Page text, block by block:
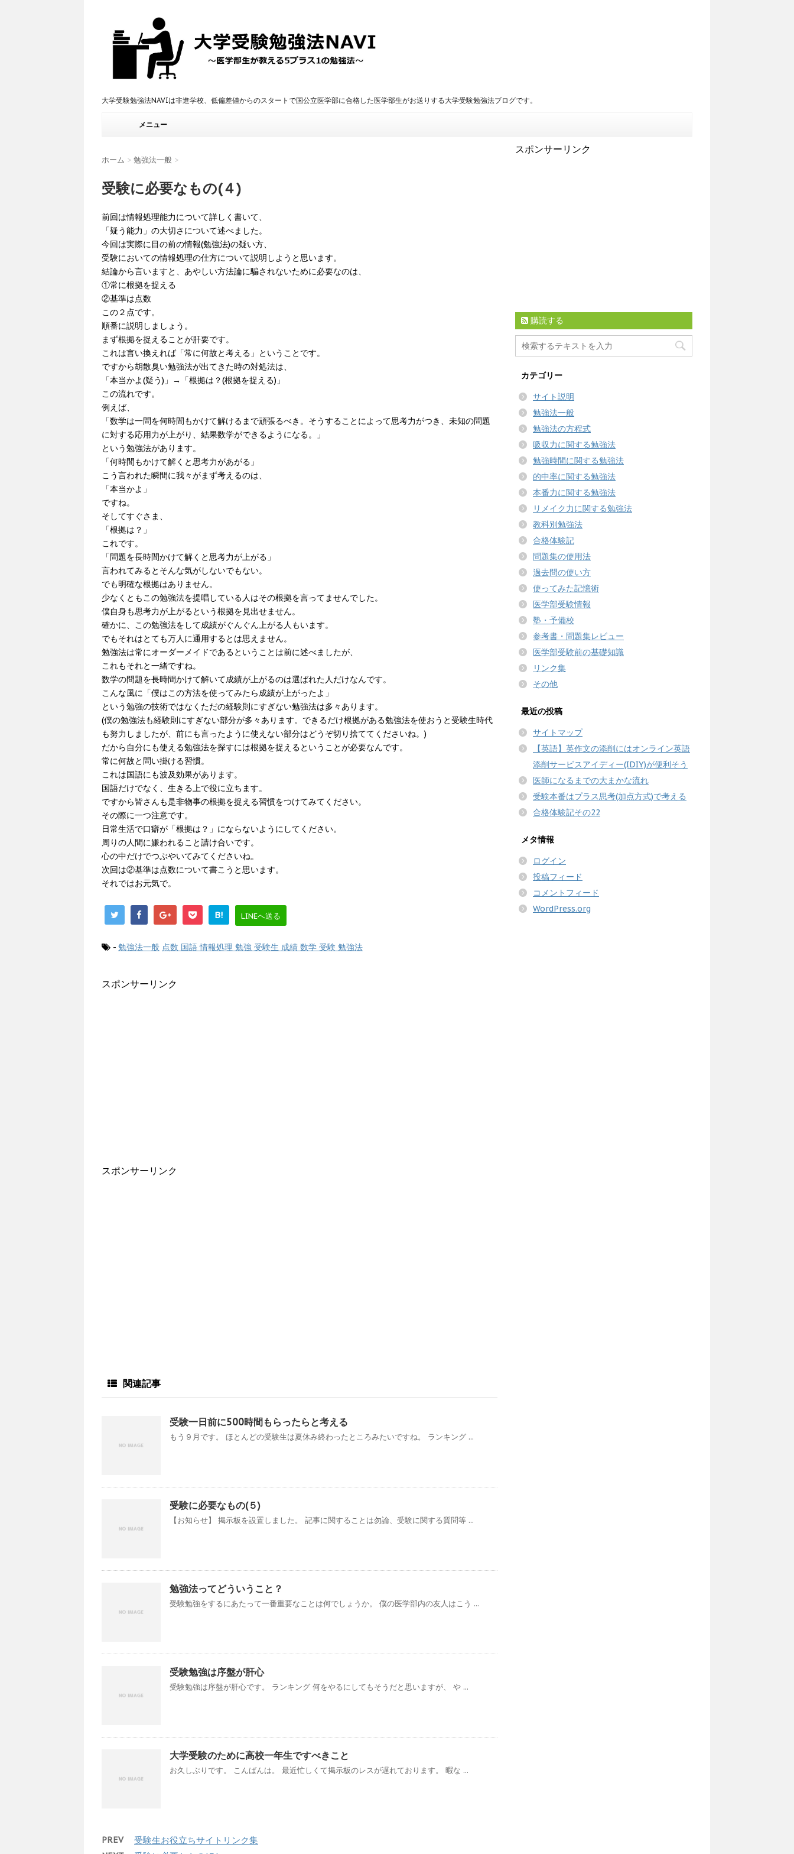
大学受験勉強法NAVIは非進学校、低偏差値からのスタートで国公立医学部に合格した医学部生がお送りする大学受験勉強法ブログです。
メニュー
ホーム > 勉強法一般 >
受験に必要なもの(４)
前回は情報処理能力について詳しく書いて、
「疑う能力」の大切さについて述べました。
今回は実際に目の前の情報(勉強法)の疑い方、
受験においての情報処理の仕方について説明しようと思います。
結論から言いますと、あやしい方法論に騙されないために必要なのは、
①常に根拠を捉える
②基準は点数
この２点です。
順番に説明しましょう。
まず根拠を捉えることが肝要です。
これは言い換えれば「常に何故と考える」ということです。
ですから胡散臭い勉強法が出てきた時の対処法は、
「本当かよ(疑う)」→「根拠は？(根拠を捉える)」
この流れです。
例えば、
「数学は一問を何時間もかけて解けるまで頑張るべき。そうすることによって思考力がつき、未知の問題
に対する応用力が上がり、結果数学ができるようになる。」
という勉強法があります。
「何時間もかけて解くと思考力があがる」
こう言われた瞬間に我々がまず考えるのは、
「本当かよ」
ですね。
そしてすぐさま、
「根拠は？」
これです。
「問題を長時間かけて解くと思考力が上がる」
言われてみるとそんな気がしないでもない。
でも明確な根拠はありません。
少なくともこの勉強法を提唱している人はその根拠を言ってませんでした。
僕自身も思考力が上がるという根拠を見出せません。
確かに、この勉強法をして成績がぐんぐん上がる人もいます。
でもそれはとても万人に通用するとは思えません。
勉強法は常にオーダーメイドであるということは前に述べましたが、
これもそれと一緒ですね。
数学の問題を長時間かけて解いて成績が上がるのは選ばれた人だけなんです。
こんな風に「僕はこの方法を使ってみたら成績が上がったよ」
という勉強の技術ではなくただの経験則にすぎない勉強法は多々あります。
(僕の勉強法も経験則にすぎない部分が多々あります。できるだけ根拠がある勉強法を使おうと受験生時代
も努力しましたが、前にも言ったように使えない部分はどうぞ切り捨ててくださいね。)
だから自分にも使える勉強法を探すには根拠を捉えるということが必要なんです。
常に何故と問い掛ける習慣。
これは国語にも波及効果があります。
国語だけでなく、生きる上で役に立ちます。
ですから皆さんも是非物事の根拠を捉える習慣をつけてみてください。
その際に一つ注意です。
日常生活で口癖が「根拠は？」にならないようにしてください。
周りの人間に嫌われること請け合いです。
心の中だけでつぶやいてみてくださいね。
次回は②基準は点数について書こうと思います。
それではお元気で。
B! LINEへ送る
- 勉強法一般 点数 国語 情報処理 勉強 受験生 成績 数学 受験 勉強法
スポンサーリンク
スポンサーリンク
関連記事
受験一日前に500時間もらったらと考える
もう９月です。 ほとんどの受験生は夏休み終わったところみたいですね。 ランキング ...
受験に必要なもの(５)
【お知らせ】 掲示板を設置しました。 記事に関することは勿論、受験に関する質問等 ...
勉強法ってどういうこと？
受験勉強をするにあたって一番重要なことは何でしょうか。 僕の医学部内の友人はこう ...
受験勉強は序盤が肝心
受験勉強は序盤が肝心です。 ランキング 何をやるにしてもそうだと思いますが、 や ...
大学受験のために高校一年生ですべきこと
お久しぶりです。 こんばんは。 最近忙しくて掲示板のレスが遅れております。 暇な ...
PREV 受験生お役立ちサイトリンク集
スポンサーリンク
購読する
カテゴリー
サイト説明
勉強法一般
勉強法の方程式
吸収力に関する勉強法
勉強時間に関する勉強法
的中率に関する勉強法
本番力に関する勉強法
リメイク力に関する勉強法
教科別勉強法
合格体験記
問題集の使用法
過去問の使い方
使ってみた記憶術
医学部受験情報
塾・予備校
参考書・問題集レビュー
医学部受験前の基礎知識
リンク集
その他
最近の投稿
サイトマップ
【英語】英作文の添削にはオンライン英語
添削サービスアイディー(IDIY)が便利そう
医師になるまでの大まかな流れ
受験本番はプラス思考(加点方式)で考える
合格体験記その22
メタ情報
ログイン
投稿フィード
コメントフィード
WordPress.org